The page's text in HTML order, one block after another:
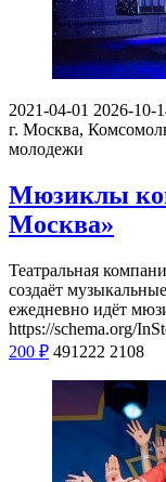
2021-04-01 2026-10-
г. Москва,
молодежи
Мюзиклы
Москва»
Театральная
создаёт
ежедневно идёт
https://schema.org/
200 ₽ 491222 2108